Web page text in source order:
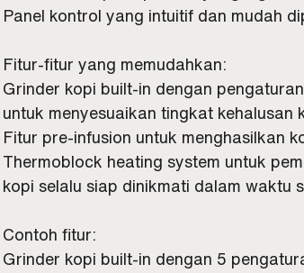
Panel kontrol yang intuitif dan mudah
Fitur-fitur yang memudahkan:
Grinder kopi built-in dengan
untuk menyesuaikan tingkat kehalusan
Fitur pre-infusion untuk menghasilkan
Thermoblock heating system untuk
kopi selalu siap dinikmati dalam waktu
Contoh fitur:
Grinder kopi built-in dengan 5